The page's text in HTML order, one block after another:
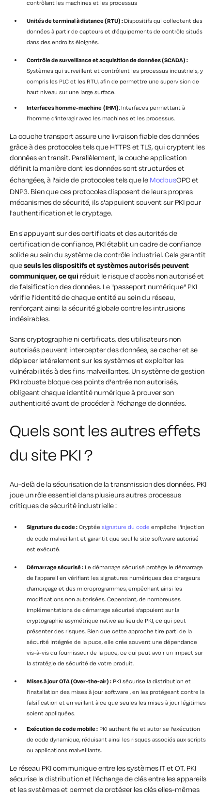
contrôlant les machines et les processus
Unités de terminal à distance (RTU) : Dispositifs qui collectent des
données à partir de capteurs et d'équipements de contrôle situés
dans des endroits éloignés.
Contrôle de surveillance et acquisition de données (SCADA) :
Systèmes qui surveillent et contrôlent les processus industriels, y
compris les PLC et les RTU, afin de permettre une supervision de
haut niveau sur une large surface.
Interfaces homme-machine (IHM): Interfaces permettant à
l'homme d'interagir avec les machines et les processus.
La couche transport assure une livraison fiable des données
grâce à des protocoles tels que HTTPS et TLS, qui cryptent les
données en transit. Parallèlement, la couche application
définit la manière dont les données sont structurées et
échangées, à l'aide de protocoles tels que le ModbusOPC et
DNP3. Bien que ces protocoles disposent de leurs propres
mécanismes de sécurité, ils s'appuient souvent sur PKI pour
l'authentification et le cryptage.
En s'appuyant sur des certificats et des autorités de
certification de confiance, PKI établit un cadre de confiance
solide au sein du système de contrôle industriel. Cela garantit
queseuls les dispositifs et systèmes autorisés peuvent
communiquer, ce qui réduit le risque d'accès non autorisé et
de falsification des données. Le "passeport numérique" PKI
vérifie l'identité de chaque entité au sein du réseau,
renforçant ainsi la sécurité globale contre les intrusions
indésirables.
Sans cryptographie ni certificats, des utilisateurs non
autorisés peuvent intercepter des données, se cacher et se
déplacer latéralement sur les systèmes et exploiter les
vulnérabilités à des fins malveillantes. Un système de gestion
PKI robuste bloque ces points d'entrée non autorisés,
obligeant chaque identité numérique à prouver son
authenticité avant de procéder à l'échange de données.
Quels sont les autres effets
du site PKI ?
Au-delà de la sécurisation de la transmission des données, PKI
joue un rôle essentiel dans plusieurs autres processus
critiques de sécurité industrielle :
Signature du code : Cryptée signature du code empêche l'injection
de code malveillant et garantit que seul le site software autorisé
est exécuté.
Démarrage sécurisé : Le démarrage sécurisé protège le démarrage
de l'appareil en vérifiant les signatures numériques des chargeurs
d'amorçage et des microprogrammes, empêchant ainsi les
modifications non autorisées. Cependant, de nombreuses
implémentations de démarrage sécurisé s'appuient sur la
cryptographie asymétrique native au lieu de PKI, ce qui peut
présenter des risques. Bien que cette approche tire parti de la
sécurité intégrée de la puce, elle crée souvent une dépendance
vis-à-vis du fournisseur de la puce, ce qui peut avoir un impact sur
la stratégie de sécurité de votre produit.
Mises à jour OTA (Over-the-air) : PKI sécurise la distribution et
l'installation des mises à jour software , en les protégeant contre la
falsification et en veillant à ce que seules les mises à jour légitimes
soient appliquées.
Exécution de code mobile : PKI authentifie et autorise l'exécution
de code dynamique, réduisant ainsi les risques associés aux scripts
ou applications malveillants.
Le réseau PKI communique entre les systèmes IT et OT. PKI
sécurise la distribution et l'échange de clés entre les appareils
et les systèmes et permet de protéger les clés elles-mêmes